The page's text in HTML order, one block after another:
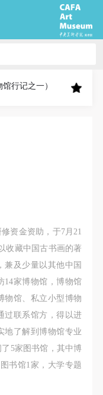
行记之一）
资金资助，于7月21
收藏中国古书画的著
兼及少量以其他中国
14家博物馆，博物馆
物馆、私立小型博物
过联系馆方，得以进
地了解到博物馆专业
5家图书馆，其中博
书馆1家，大学专题
美术学院美术馆
入《中国知识资
议书
、风险与责任自
有必要的风险意
和国的相关法
规范，并应该具
助人为乐的良好
美术学院美术馆
入《中国知识资
议书
、风险与责任自
有必要的风险意
和国的相关法
规范，并应该具
助人为乐的良好
美术学院美术馆
入《中国知识资
议书
、风险与责任自
有必要的风险意
和国的相关法
规范，并应该具
助人为乐的良好